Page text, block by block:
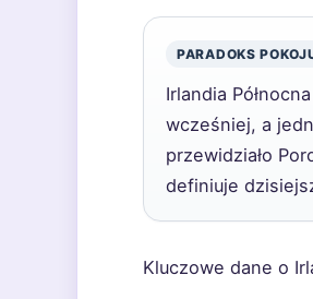
PARADOKS
Irlandia
wcześniej, a
przewidziało
definiuje
Kluczowe dane o